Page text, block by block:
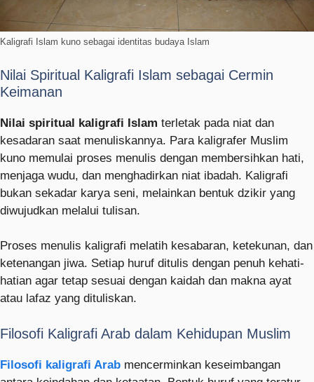
Kaligrafi Islam kuno sebagai identitas budaya Islam
Nilai Spiritual Kaligrafi Islam sebagai Cermin
Keimanan
Nilai spiritual kaligrafi Islam terletak pada niat dan
kesadaran saat menuliskannya. Para kaligrafer Muslim
kuno memulai proses menulis dengan membersihkan hati,
menjaga wudu, dan menghadirkan niat ibadah. Kaligrafi
bukan sekadar karya seni, melainkan bentuk dzikir yang
diwujudkan melalui tulisan.
Proses menulis kaligrafi melatih kesabaran, ketekunan, dan
ketenangan jiwa. Setiap huruf ditulis dengan penuh kehati-
hatian agar tetap sesuai dengan kaidah dan makna ayat
atau lafaz yang dituliskan.
Filosofi Kaligrafi Arab dalam Kehidupan Muslim
Filosofi kaligrafi Arab mencerminkan keseimbangan